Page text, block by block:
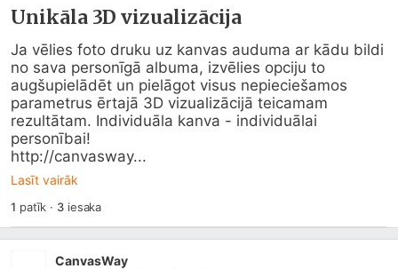
Unikāla 3D vizualizācija
Ja vēlies foto druku uz kanvas auduma ar kādu bildi
no sava personīgā albuma, izvēlies opciju to
augšupielādēt un pielāgot visus nepieciešamos
parametrus ērtajā 3D vizualizācijā teicamam
rezultātam. Individuāla kanva - individuālai
personībai!
http://canvasway...
Lasīt vairāk
1 patīk · 3iesaka
CanvasWay